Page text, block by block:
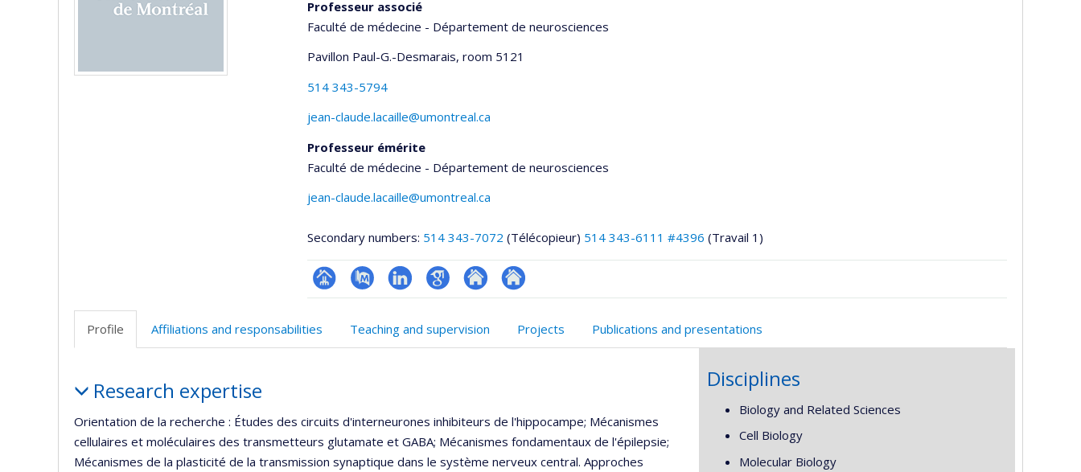
Professeur associé
Faculté de médecine - Département de neurosciences
Pavillon Paul-G.-Desmarais, room 5121
514 343-5794
jean-claude.lacaille@umontreal.ca
Professeur émérite
Faculté de médecine - Département de neurosciences
jean-claude.lacaille@umontreal.ca
Secondary numbers: 514 343-7072 (Télécopieur) 514 343-6111 #4396 (Travail 1)
Page
(faculté,département,école)
PubMedLinkedInGoogleAutre Autre
Profile Affiliations and responsabilities Teaching and supervision Projects Publications and presentations
Research expertise
Orientation de la recherche : Études des circuits d'interneurones inhibiteurs de l'hippocampe; Mécanismes
cellulaires et moléculaires des transmetteurs glutamate et GABA; Mécanismes fondamentaux de l'épilepsie;
Mécanismes de la plasticité de la transmission synaptique dans le système nerveux central. Approches
Disciplines
Biology and Related Sciences
Cell Biology
Molecular Biology